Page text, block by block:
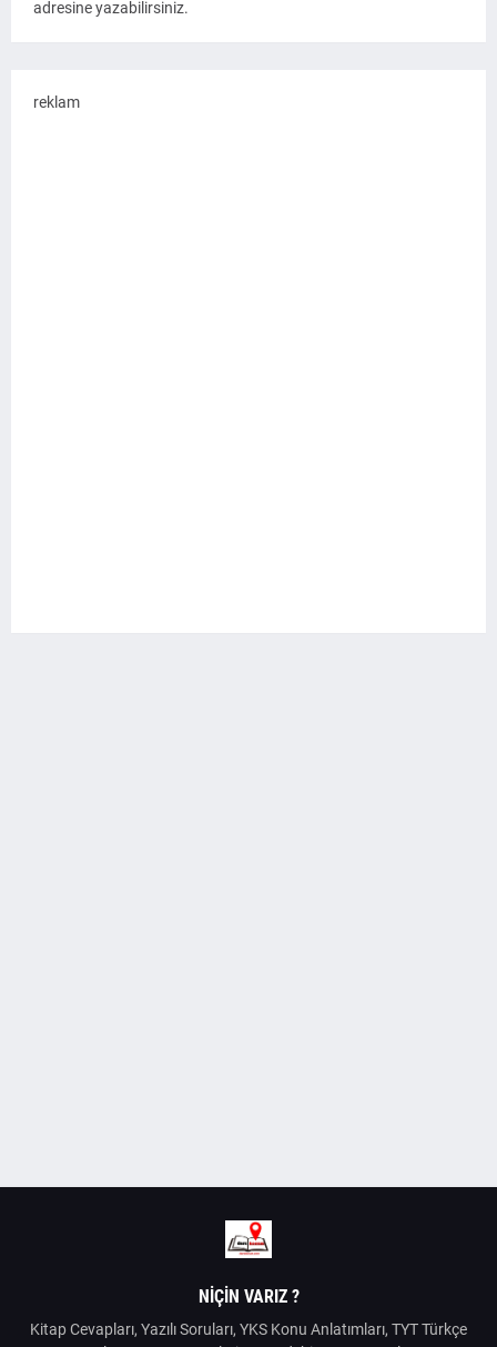
adresine yazabilirsiniz.
reklam
NIÇIN VARIZ ?
Kitap Cevapları, Yazılı Soruları, YKS Konu Anlatımları, TYT Türkçe